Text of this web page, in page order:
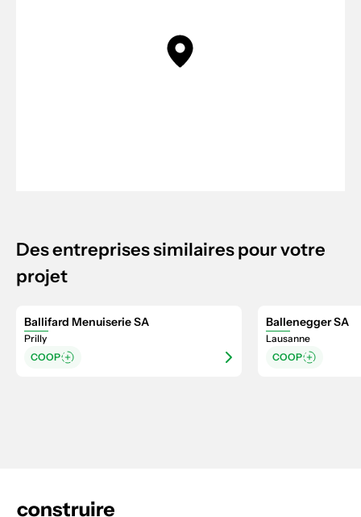
Des entreprises similaires pour votre
projet
Ballifard Menuiserie SA
Prilly
COOP
Ballenegger SA
Lausanne
COOP